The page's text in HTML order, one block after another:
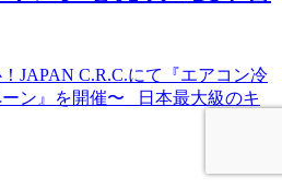
JAPAN C.R.C.にて『エアコン冷
ン』を開催〜 日本最大級のキ